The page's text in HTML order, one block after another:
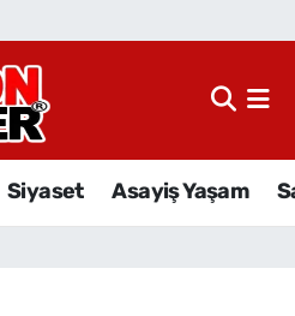
Siyaset Asayiş Yaşam